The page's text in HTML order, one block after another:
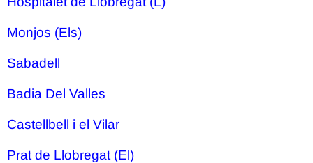
Monjos (Els)
Sabadell
Badia Del Valles
Castellbell i el Vilar
Prat de Llobregat (El)